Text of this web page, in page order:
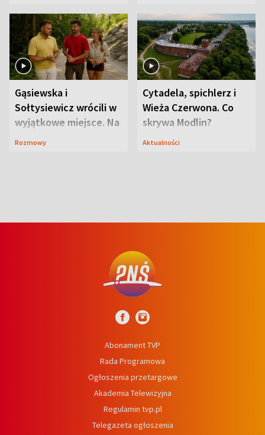
Gąsiewska i
Sołtysiewicz wrócili w
wyjątkowe miejsce. Na
szlaku czekał
Rozmowy
Cytadela, spichlerz i
Wieża Czerwona. Co
skrywa Modlin?
Aktualności
Abonament TVP
Rada Programowa
Ogłoszenia przetargowe
Akademia Telewizyjna
Regulamin tvp.pl
Telegazeta ogłoszenia